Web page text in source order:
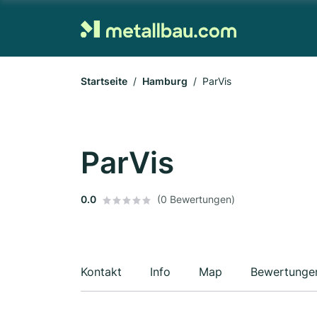
Startseite Hamburg ParVis
ParVis
0.0 (0 Bewertungen)
Kontakt Info Map